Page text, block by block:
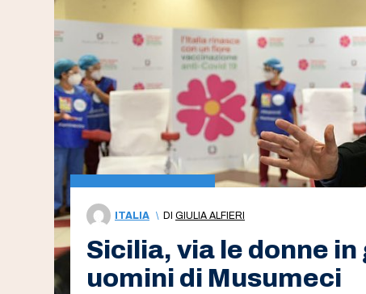
ITALIA \ DI GIULIA ALFIERI
Sicilia, via le donne
uomini di Musumeci